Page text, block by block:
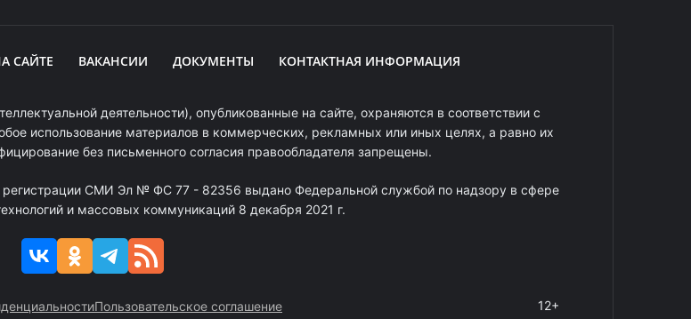
САЙТЕ ВАКАНСИИ ДОКУМЕНТЫ КОНТАКТНАЯ ИНФОРМАЦИЯ
деятельности), опубликованные на сайте, охраняются в соответствии с
использование материалов в коммерческих, рекламных или иных целях, а равно их
без письменного согласия правообладателя запрещены.
регистрации СМИ Эл № ФС 77 - 82356 выдано Федеральной службой по надзору в сфере
и массовых коммуникаций 8 декабря 2021 г.
Пользовательское соглашение 12+